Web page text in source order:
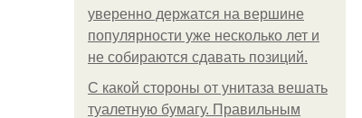
уверенно держатся на вершине
популярности уже несколько лет и
не собираются сдавать позиций.
С какой стороны от унитаза вешать
туалетную бумагу. Правильным